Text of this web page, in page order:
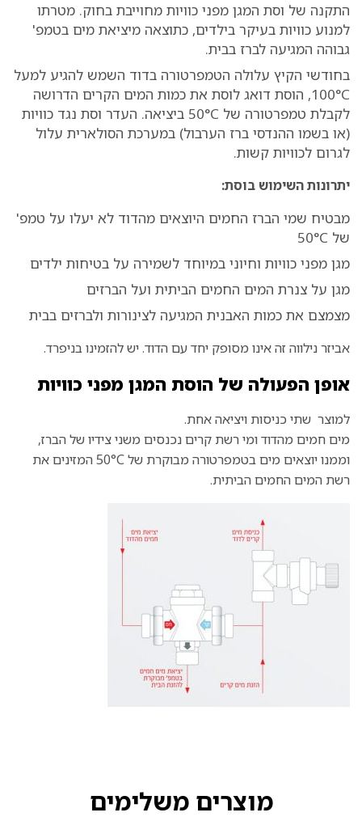
התקנה של וסת המגן מפני כוויות מחוייבת בחוק. מטרתו
למנוע כוויות בעיקר בילדים, כתוצאה מיציאת מים בטמפ'
גבוהה המגיעה לברז בבית.
בחודשי הקיץ עלולה הטמפרטורה בדוד השמש להגיע למעל
100°C, הוסת דואג לוסת את כמות המים הקרים הדרושה
לקבלת טמפרטורה של 50°C ביציאה. העדר וסת נגד כוויות
(או בשמו ההנדסי ברז הערבול) במערכת הסולארית עלול
לגרום לכוויות קשות.
יתרונות השימוש בוסת:
מבטיח שמי הברז החמים היוצאים מהדוד לא יעלו על טמפ'
של 50°C
מגן מפני כוויות וחיוני במיוחד לשמירה על בטיחות ילדים
מגן על צנרת המים החמים הביתית ועל הברזים
מצמצם את כמות האבנית המגיעה לצינורות ולברזים בבית
אביזר נילווה זה אינו מסופק יחד עם הדוד. יש להזמינו בניפרד.
אופן הפעולה של הוסת המגן מפני כוויות
למוצר שתי כניסות ויציאה אחת.
מים חמים מהדוד ומי רשת קרים נכנסים משני צידיו של הברז,
וממנו יוצאים מים בטמפרטורה מבוקרת של 50°C המזינים את
רשת המים החמים הביתית.
מוצרים משלימים